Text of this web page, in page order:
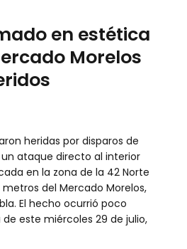
en estética
Morelos
heridas por disparos de
ataque directo al interior
en la zona de la 42 Norte
del Mercado Morelos,
El hecho ocurrió poco
este miércoles 29 de julio,